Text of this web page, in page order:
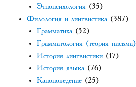
Этнопсихология (35)
Филология и лингвистика (387)
Грамматика (52)
Грамматология (теория письма)
История лингвистики (17)
История языка (76)
Каноноведение (25)